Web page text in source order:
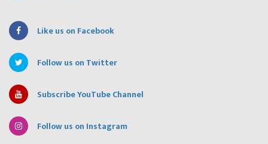
Like us on Facebook
Follow us on Twitter
Subscribe YouTube Channel
Follow us on Instagram